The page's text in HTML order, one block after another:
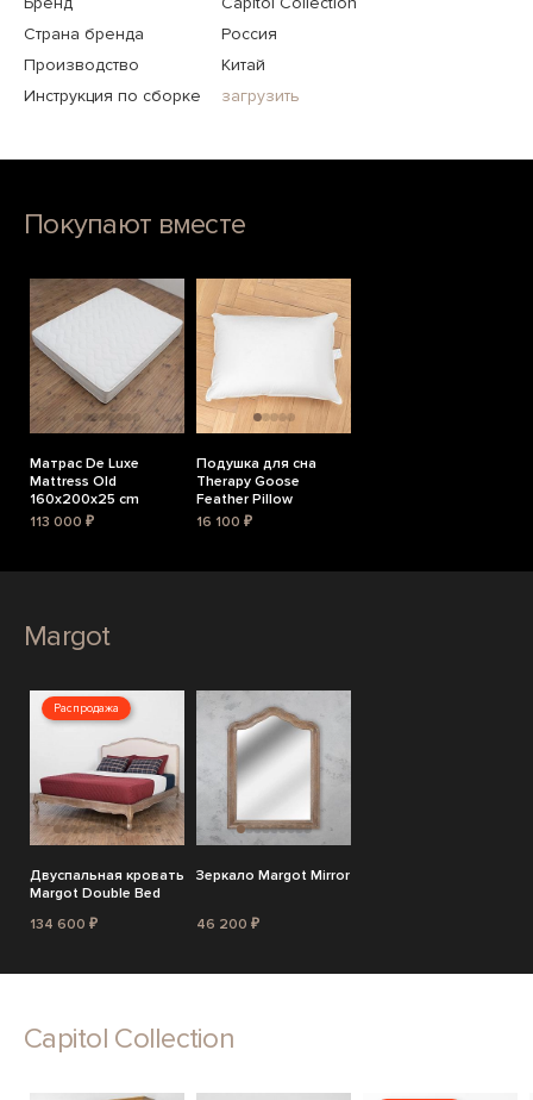
Страна бренда
Россия
Производство
Китай
Инструкция по сборке
загрузить
Покупают вместе
Матрас De Luxe
Mattress Old
160x200x25 cm
113 000 ₽
Подушка для сна
Therapy Goose
Feather Pillow
16 100 ₽
Margot
Распродажа
Двуспальная кровать
Margot Double Bed
134 600 ₽
Зеркало Margot Mirror
46 200 ₽
Capitol Collection